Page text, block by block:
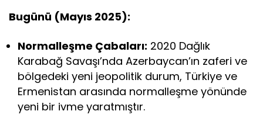
Bugünü (Mayıs 2025):
Normalleşme Çabaları: 2020 Dağlık
Karabağ Savaşı’nda Azerbaycan’ın zaferi ve
bölgedeki yeni jeopolitik durum, Türkiye ve
Ermenistan arasında normalleşme yönünde
yeni bir ivme yaratmıştır.